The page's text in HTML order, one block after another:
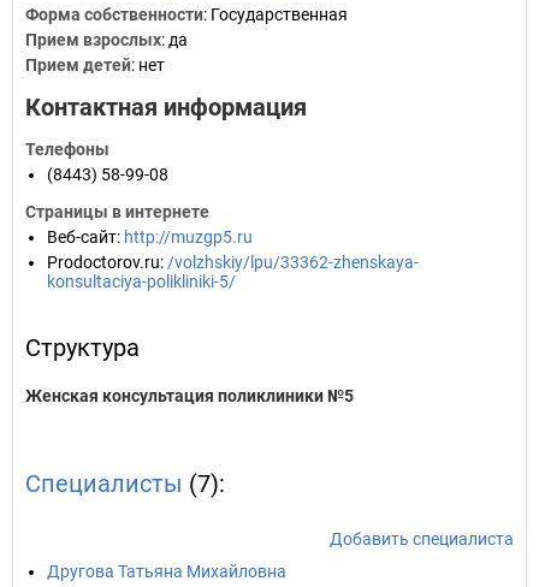
Форма собственности: Государственная
Прием взрослых: да
Прием детей: нет
Контактная информация
Телефоны
(8443) 58-99-08
Страницы в интернете
Веб-сайт: http://muzgp5.ru
Prodoctorov.ru: /volzhskiy/lpu/33362-zhenskaya-
konsultaciya-polikliniki-5/
Структура
Женская консультация поликлиники №5
Специалисты (7):
Добавить специалиста
Другова Татьяна Михайловна